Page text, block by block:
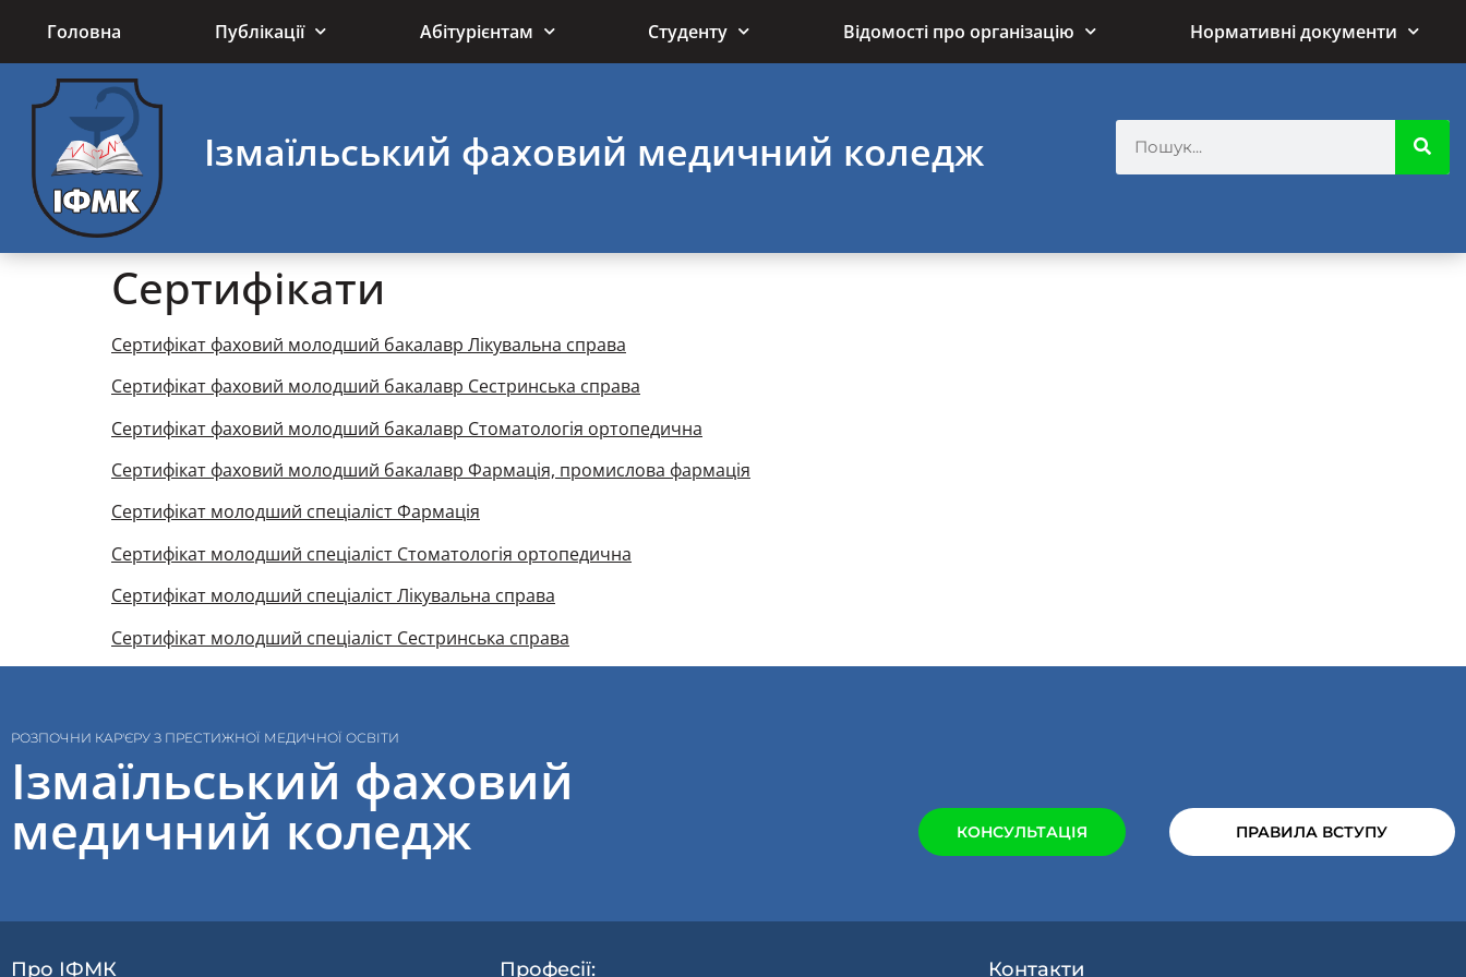
вмістуГоловна Публікації Абітурієнтам Студенту Відомості про організацію Нормативні документи
Ізмаїльський фаховий медичний коледж
Сертифікати
Сертифікат фаховий молодший бакалавр Лікувальна справа
Сертифікат фаховий молодший бакалавр Сестринська справа
Сертифікат фаховий молодший бакалавр Стоматологія ортопедична
Сертифікат фаховий молодший бакалавр Фармація, промислова фармація
Сертифікат молодший спеціаліст Фармація
Сертифікат молодший спеціаліст Стоматологія ортопедична
Сертифікат молодший спеціаліст Лікувальна справа
Сертифікат молодший спеціаліст Сестринська справа
РОЗПОЧНИ КАР'ЄРУ З ПРЕСТИЖНОЇ МЕДИЧНОЇ ОСВІТИ
Ізмаїльський фаховий
медичний коледж КОНСУЛЬТАЦІЯ ПРАВИЛА ВСТУПУ
Про ІФМК Професії: Контакти